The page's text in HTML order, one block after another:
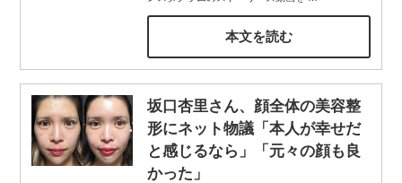
本文を読む
坂口杏里さん、顔全体の美容整
形にネット物議「本人が幸せだ
と感じるなら」「元々の顔も良
かった」